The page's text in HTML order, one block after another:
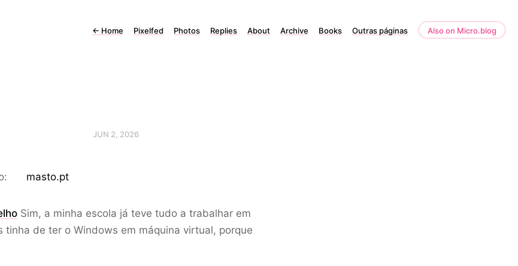
← Home Pixelfed Photos Replies About Archive Books Outras páginas Also on Micro.blog
JUN 2, 2026
masto.pt
Sim, a minha escola já teve tudo a trabalhar em
tinha de ter o Windows em máquina virtual, porque